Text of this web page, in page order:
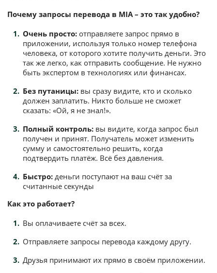
Почему запросы перевода в MIA – это так удобно?
Очень просто: отправляете запрос прямо в
приложении, используя только номер телефона
человека, от которого хотите получить деньги. Это
так же легко, как отправить сообщение. Не нужно
быть экспертом в технологиях или финансах.
Без путаницы: вы сразу видите, кто и сколько
должен заплатить. Никто больше не сможет
сказать: «Ой, я не знал!».
Полный контроль: вы видите, когда запрос был
получен и принят. Получатель может изменить
сумму и самостоятельно решить, когда
подтвердить платёж. Всё без давления.
Быстро: деньги поступают на ваш счёт за
считанные секунды
Как это работает?
Вы оплачиваете счёт за всех.
Отправляете запросы перевода каждому другу.
Друзья принимают их прямо в своём приложении.